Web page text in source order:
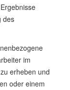
des
im
erheben und
oder einem